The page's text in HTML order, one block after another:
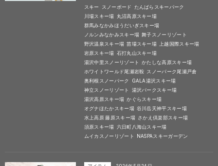
スキー スノーボード
たんばらスキーパーク
川場スキー場
丸沼高原スキー場
群馬みなかみほうだいぎスキー場
ノルンみなかみスキー場 舞子スノーリゾート
野沢温泉スキー場 苗場スキー場 上越国際スキー場
岩原スキー場 石打丸山スキー場
湯沢中里スノーリゾート
かたしな高原スキー場
ホワイトワールド尾瀬岩鞍 スノーパーク尾瀬戸倉
奥利根スノーパーク
GALA湯沢スキー場
神立スノーリゾート
湯沢パークスキー場
湯沢高原スキー場 かぐらスキー場
オグナほたかスキー場 谷川岳天神平スキー場
水上高原 藤原スキー場 さかえ倶楽部スキー場
須原スキー場 六日町八海山スキー場
ムイカスノーリゾート
NASPAスキーガーデン